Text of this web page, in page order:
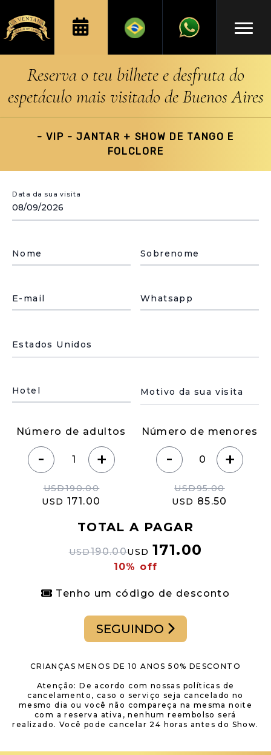
Reserva o teu bilhete e desfruta do
espetáculo mais visitado de Buenos Aires
- VIP - JANTAR + SHOW DE TANGO E
FOLCLORE
Data da sua visita
Nome Sobrenome
E-mail Whatsapp
País de residencia
Hotel Motivo de su visita
Número de adultos
- +
USD190.00
USD 171.00
Número de menores
- +
USD95.00
USD 85.50
TOTAL A PAGAR
USD190.00USD 171.00
10% off
Tenho um código de desconto
SEGUINDO
CRIANÇAS MENOS DE 10 ANOS 50% DESCONTO
Atenção: De acordo com nossas políticas de
cancelamento, caso o serviço seja cancelado no
mesmo dia ou você não compareça na mesma noite
com a reserva ativa, nenhum reembolso será
realizado. Você pode cancelar 24 horas antes do Show.